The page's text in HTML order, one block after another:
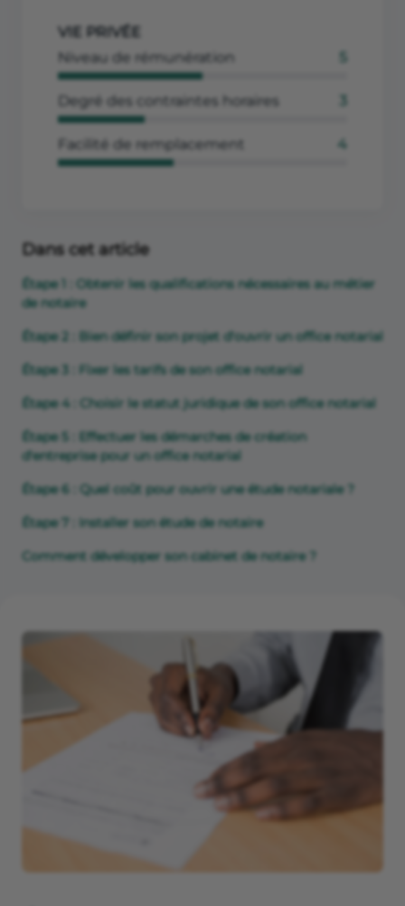
VIE PRIVÉE
Niveau de rémunération
Degré des contraintes horaires
Facilité de remplacement 4
Dans cet article
Étape 1 : Obtenir les qualifications nécessaires au métier
de notaire
Étape 2 : Bien définir son projet d'ouvrir un office notarial
Étape 3 : Fixer les tarifs de son office notarial
Étape 4 : Choisir le statut juridique de son office notarial
Étape 5 : Effectuer les démarches de création
d'entreprise pour un office notarial
Étape 6 : Quel coût pour ouvrir une étude notariale ?
Étape 7 : Installer son étude de notaire
Comment développer son cabinet de notaire ?